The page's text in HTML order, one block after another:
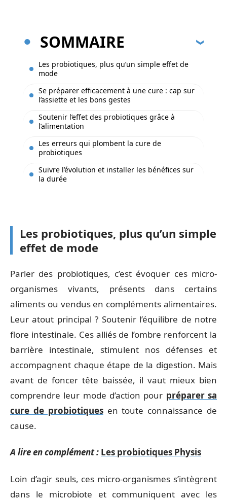
SOMMAIRE
Les probiotiques, plus qu’un simple effet de
mode
Se préparer efficacement à une cure : cap sur
l’assiette et les bons gestes
Soutenir l’effet des probiotiques grâce à
l’alimentation
Les erreurs qui plombent la cure de
probiotiques
Suivre l’évolution et installer les bénéfices sur
la durée
Les probiotiques, plus qu’un simple
effet de mode
Parler des probiotiques, c’est évoquer ces micro-
organismes vivants, présents dans certains
aliments ou vendus en compléments alimentaires.
Leur atout principal ? Soutenir l’équilibre de notre
flore intestinale. Ces alliés de l’ombre renforcent la
barrière intestinale, stimulent nos défenses et
accompagnent chaque étape de la digestion. Mais
avant de foncer tête baissée, il vaut mieux bien
comprendre leur mode d’action pour préparer sa
cure de probiotiquesen toute connaissance de
cause.
A lire en complément : Les probiotiques Physis
Loin d’agir seuls, ces micro-organismes s’intègrent
dans le microbiote et communiquent avec les